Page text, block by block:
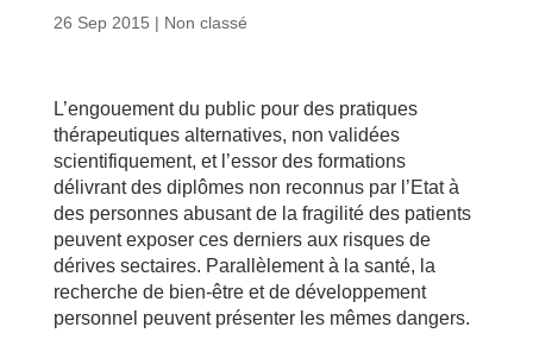
26 Sep 2015 | Non classé
L’engouement du public pour des pratiques
thérapeutiques alternatives, non validées
scientifiquement, et l’essor des formations
délivrant des diplômes non reconnus par l’Etat à
des personnes abusant de la fragilité des patients
peuvent exposer ces derniers aux risques de
dérives sectaires. Parallèlement à la santé, la
recherche de bien-être et de développement
personnel peuvent présenter les mêmes dangers.